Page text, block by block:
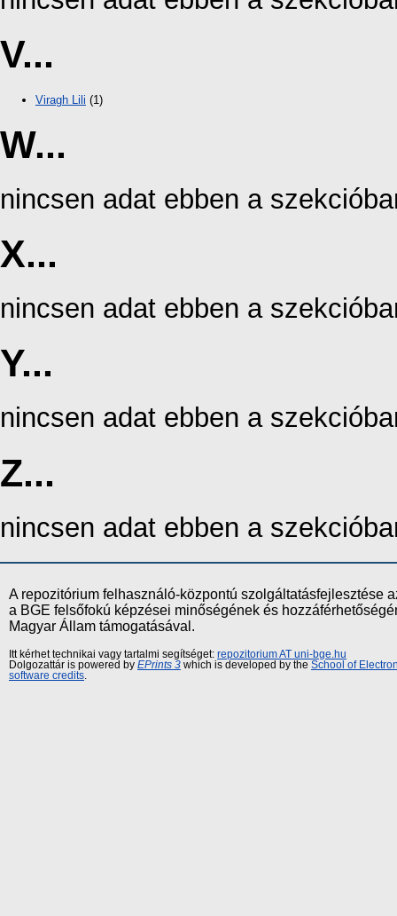
V...
Viragh Lili (1)
W...
nincsen adat ebben a
X...
nincsen adat ebben a
Y...
nincsen adat ebben a
Z...
nincsen adat ebben a
A repozitórium felhasználó-központú szolgáltatásfejlesztése
a BGE felsőfokú képzései minőségének és
Magyar Állam támogatásával.
Itt kérhet technikai vagy tartalmi segítséget: repozitorium AT uni-bge.hu
Dolgozattár is powered by EPrints 3 which is developed by the School of
software credits